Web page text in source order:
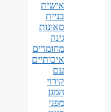
אישית
בניית
סאונות
גינה
מחומרים
איכותיים
עם
קירוי
המגן
מפני